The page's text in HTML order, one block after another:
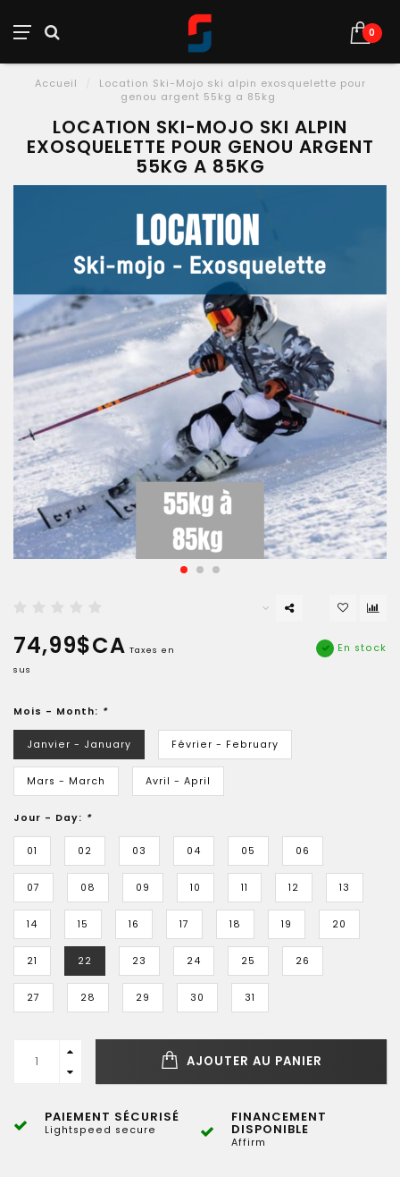
0
Accueil
Location Ski-Mojo ski alpin exosquelette pour
genou argent 55kg a 85kg
LOCATION SKI-MOJO SKI ALPIN
EXOSQUELETTE POUR GENOU ARGENT
55KG A 85KG
74,99$CA Taxes en
sus
En stock
Mois - Month: *
Janvier - January Février - February
Mars - March Avril - April
Jour - Day: *
01 02 03 04 05 06
07 08 09 10 11 12 13
14 15 16 17 18 19 20
21 22 23 24 25 26
27 28 29 30 31
AJOUTER AU PANIER
PAIEMENT SÉCURISÉ
Lightspeed secure
FINANCEMENT
DISPONIBLE
Affirm